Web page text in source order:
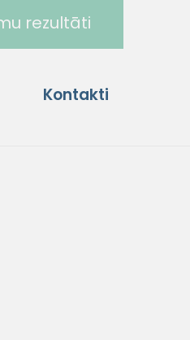
rezultāti
Kontakti